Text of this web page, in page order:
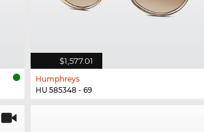
$1,577.01
Humphreys
HU 585348 - 69